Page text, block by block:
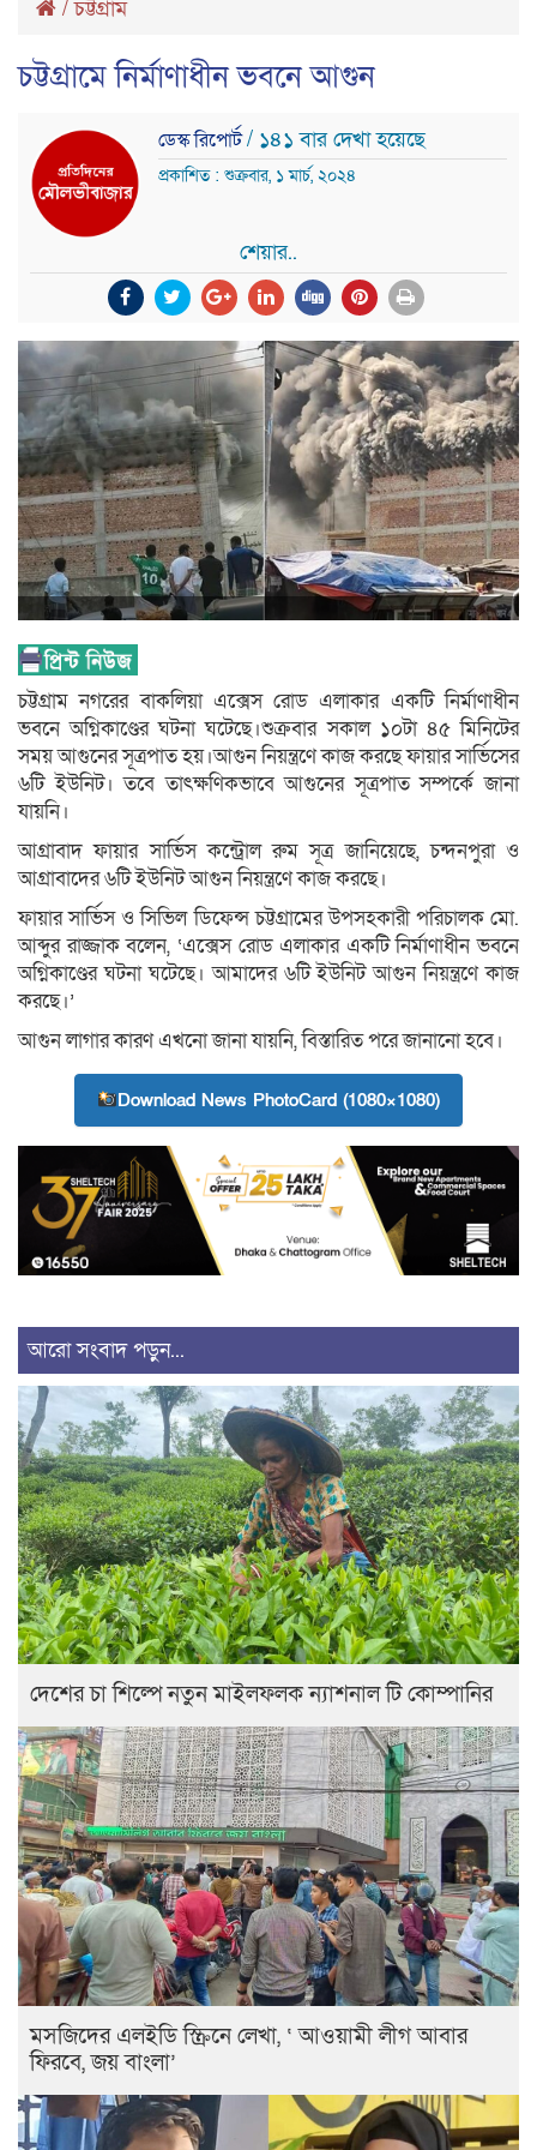
/চট্টগ্রাম
চট্টগ্রামে নির্মাণাধীন ভবনে আগুন
ডেস্ক রিপোর্ট/ ১৪১ বার দেখা হয়েছে
প্রকাশিত : শুক্রবার, ১ মার্চ, ২০২৪
শেয়ার..
চট্টগ্রাম নগরের বাকলিয়া এক্সেস রোড এলাকার একটি নির্মাণাধীন
ভবনে অগ্নিকাণ্ডের ঘটনা ঘটেছে।শুক্রবার সকাল ১০টা ৪৫ মিনিটের
সময় আগুনের সূত্রপাত হয়।আগুন নিয়ন্ত্রণে কাজ করছে ফায়ার সার্ভিসের
৬টি ইউনিট। তবে তাৎক্ষণিকভাবে আগুনের সূত্রপাত সম্পর্কে জানা
যায়নি।
আগ্রাবাদ ফায়ার সার্ভিস কন্ট্রোল রুম সূত্র জানিয়েছে, চন্দনপুরা ও
আগ্রাবাদের ৬টি ইউনিট আগুন নিয়ন্ত্রণে কাজ করছে।
ফায়ার সার্ভিস ও সিভিল ডিফেন্স চট্টগ্রামের উপসহকারী পরিচালক মো.
আব্দুর রাজ্জাক বলেন, ‘এক্সেস রোড এলাকার একটি নির্মাণাধীন ভবনে
অগ্নিকাণ্ডের ঘটনা ঘটেছে। আমাদের ৬টি ইউনিট আগুন নিয়ন্ত্রণে কাজ
করছে।’
আগুন লাগার কারণ এখনো জানা যায়নি, বিস্তারিত পরে জানানো হবে।
Download News PhotoCard (1080×1080)
আরো সংবাদ পড়ুন...
দেশের চা শিল্পে নতুন মাইলফলক ন্যাশনাল টি কোম্পানির
মসজিদের এলইডি স্ক্রিনে লেখা, ‘ আওয়ামী লীগ আবার
ফিরবে, জয় বাংলা’